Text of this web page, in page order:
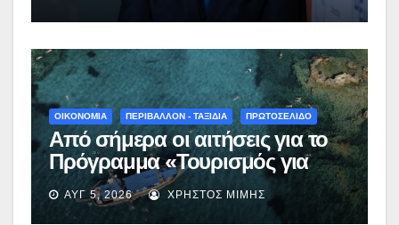
ΟΙΚΟΝΟΜΙΑ ΠΕΡΙΒΑΛΛΟΝ - ΤΑΞΙΔΙΑ ΠΡΩΤΟΣΕΛΙΔΟ
Από σήμερα οι αιτήσεις για το
Πρόγραμμα «Τουρισμός για
Όλους 2026-2027» – Πότε λήγει
η προσθεσμία
ΑΥΓ 5, 2026 ΧΡΉΣΤΟΣ ΜΊΜΗΣ